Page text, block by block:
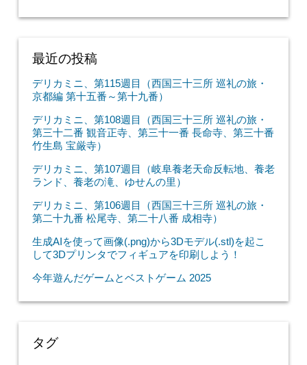
最近の投稿
デリカミニ、第115週目（西国三十三所 巡礼の旅・
京都編 第十五番～第十九番）
デリカミニ、第108週目（西国三十三所 巡礼の旅・
第三十二番 観音正寺、第三十一番 長命寺、第三十番
竹生島 宝厳寺）
デリカミニ、第107週目（岐阜養老天命反転地、養老
ランド、養老の滝、ゆせんの里）
デリカミニ、第106週目（西国三十三所 巡礼の旅・
第二十九番 松尾寺、第二十八番 成相寺）
生成AIを使って画像(.png)から3Dモデル(.stl)を起こ
して3Dプリンタでフィギュアを印刷しよう！
今年遊んだゲームとベストゲーム 2025
タグ